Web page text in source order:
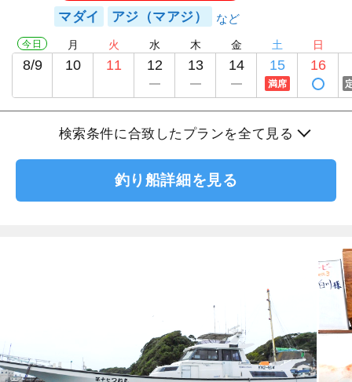
マダイ アジ（マアジ）
今日
8/9
月
10
火
11
水
12
木
13
金
14
土
15
満席
日
16
検索条件に合致したプランを全て見る
釣り船詳細を見る